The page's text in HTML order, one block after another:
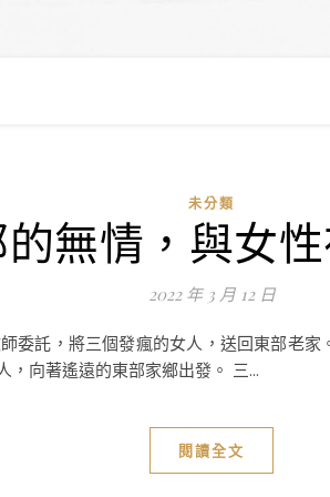
未分類
的無情，與女
2022 年 3 月 12 日
委託，將三個發瘋的女人，送回東部老
向著遙遠的東部家鄉出發。 三...
閱讀全文